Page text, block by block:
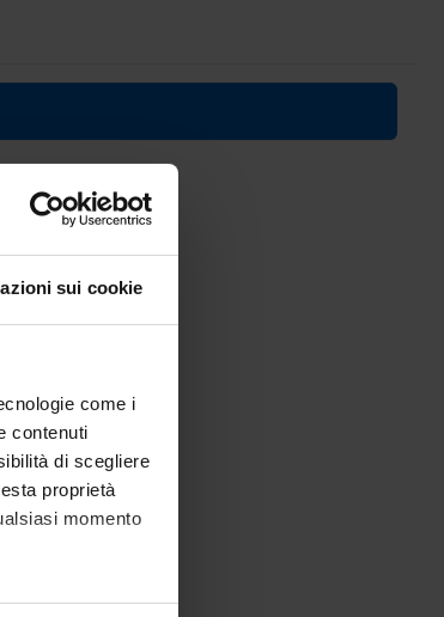
sui cookie
come i
contenuti
di scegliere
proprietà
momento